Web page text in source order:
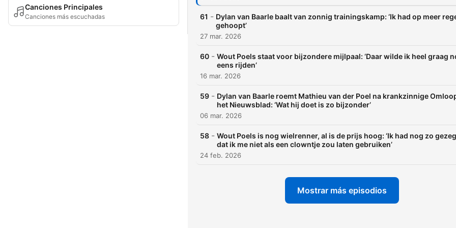
Canciones Principales
Canciones más escuchadas 61 - Dylan van Baarle baalt van zonnig trainingskamp: ‘Ik had op meer
gehoopt’
27 mar. 2026
60 - Wout Poels staat voor bijzondere mijlpaal: ‘Daar wilde ik heel graag
eens rijden’
16 mar. 2026
59 - Dylan van Baarle roemt Mathieu van der Poel na krankzinnige
het Nieuwsblad: ‘Wat hij doet is zo bijzonder’
06 mar. 2026
58 - Wout Poels is nog wielrenner, al is de prijs hoog: ‘Ik had nog zo
dat ik me niet als een clowntje zou laten gebruiken’
24 feb. 2026
Mostrar más episodios